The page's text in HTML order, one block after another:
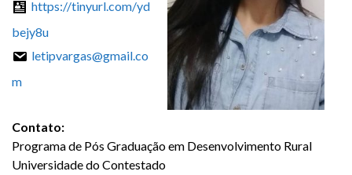
https://tinyurl.com/yd
bejy8u
letipvargas@gmail.co
m
Contato:
Programa de Pós Graduação em Desenvolvimento Rural
Universidade do Contestado